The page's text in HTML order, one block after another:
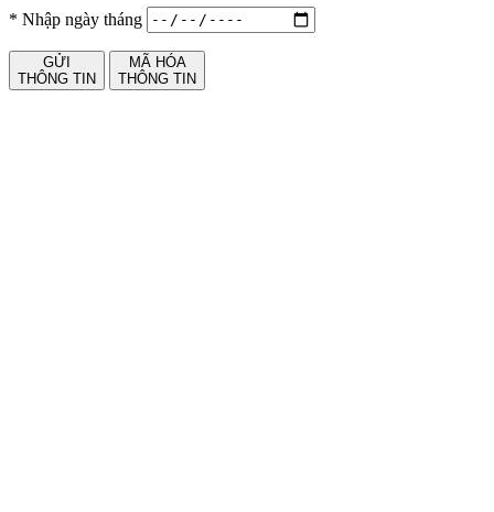
* Nhập ngày tháng
GỬI
THÔNG TIN
MÃ HÓA
THÔNG TIN